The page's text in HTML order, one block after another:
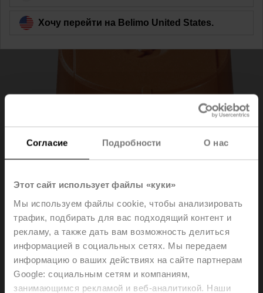
Согласие Подробности О нас
Этот сайт использует файлы «куки»
Мы используем файлы cookie, чтобы анализировать
трафик, подбирать для вас подходящий контент и
рекламу, а также дать вам возможность делиться
информацией в социальных сетях. Мы передаем
информацию о ваших действиях на сайте партнерам
Google: социальным сетям и компаниям,
занимающимся рекламой и веб-аналитикой. Наши
ZCQ-FL
Flow limiter PIQCV
Хочу перейти на Belimo United States.